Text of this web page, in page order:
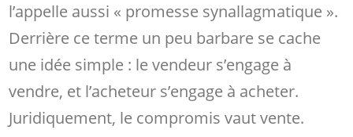
l’appelle aussi « promesse synallagmatique ».
Derrière ce terme un peu barbare se cache
une idée simple : le vendeur s’engage à
vendre, et l’acheteur s’engage à acheter.
Juridiquement, le compromis vaut vente.